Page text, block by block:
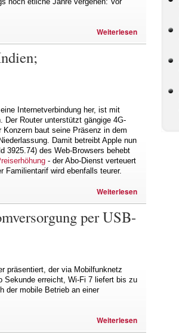
Weiterlesen
Internetverbindung her, ist mit
Der Router unterstützt gängige 4G-
Konzern baut seine Präsenz in dem
Damit betreibt Apple nun
3925.74) des Web-Browsers behebt
- der Abo-Dienst verteuert
Familientarif wird ebenfalls teurer.
Weiterlesen
per USB-
präsentiert, der via Mobilfunknetz
Sekunde erreicht, Wi-Fi 7 liefert bis zu
der mobile Betrieb an einer
Weiterlesen